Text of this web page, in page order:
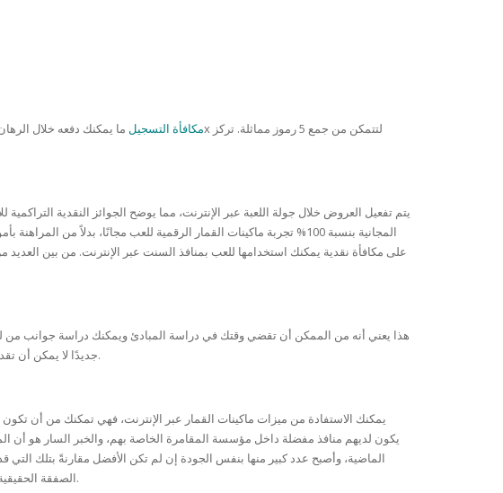
tusk casino مكافأة التسجيل
يتم تفعيل العروض خلال جولة اللعبة عبر الإنترنت، مما يوضح الجوائز النقدية
هذا يعني أنه من الممكن أن تقضي وقتك في دراسة المبادئ ويمكنك دراسة جوانب من
جديدًا لا يمكن أن تقدمه سوى فتحات مجانية. داخل كازينو محلي حقيقي حيث يقوم المحترفون بلف البكرات الجديدة تمامًا لضمان ربح خط الرهان الجديد.
يمكنك الاستفادة من ميزات ماكينات القمار عبر الإنترنت، فهي تمكنك من أن
يكون لديهم منافذ مفضلة داخل مؤسسة المقامرة الخاصة بهم، والخبر السار هو أن
الماضية، وأصبح عدد كبير منها بنفس الجودة إن لم تكن الأفضل مقارنةً بتلك
الصفقة الحقيقية بدلاً من خسارة الدولارات أو اكتسابها. هناك إيجابيات وسلبيات لمساعدتك في اللعب بالعرض التجريبي أو الاستمتاع بالمال الحقيقي.